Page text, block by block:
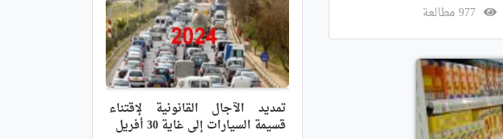
977 مطالعة
تمديد الآجال القانونية لإقتناء
قسيمة السيارات إلى غاية 30 أفريل